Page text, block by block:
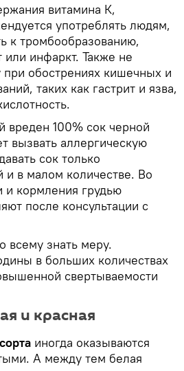
витамина К,
употреблять людям,
к тромбообразованию,
инфаркт. Также не
при обострениях кишечных и
таких как гастрит и язва,
вреден 100% сок черной
вызвать аллергическую
сок только
и в малом количестве. Во
и кормления грудью
после консультации с
всему знать меру.
в больших количествах
свертываемости
и красная
иногда оказываются
А между тем белая